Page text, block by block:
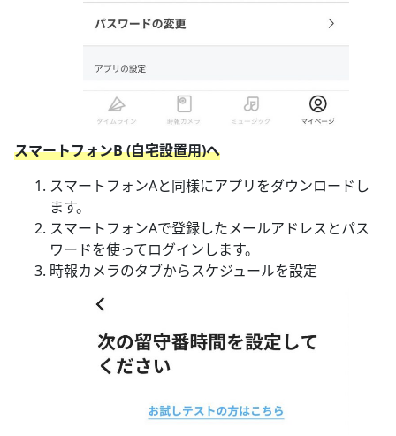
スマートフォンB (自宅設置用)へ
スマートフォンAと同様にアプリをダウンロードし
ます。
スマートフォンAで登録したメールアドレスとパス
ワードを使ってログインします。
時報カメラのタブからスケジュールを設定